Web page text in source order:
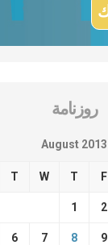
روزنامة
August 2013
T W T F
1 2
6 7 8 9